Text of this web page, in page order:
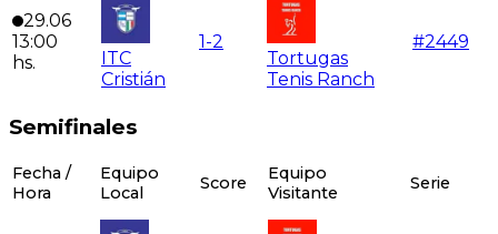
29.06
13:00
hs.
ITC
Cristián
1-2
Tortugas
Tenis Ranch
#2449
Semifinales
Fecha /
Hora
Equipo
Local
Score
Equipo
Visitante
Serie